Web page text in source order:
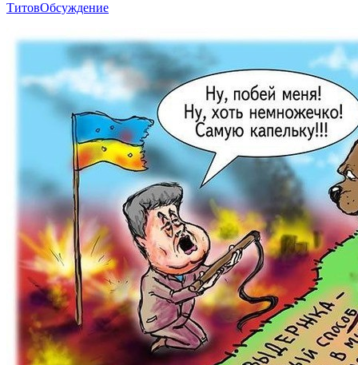
ТитовОбсуждение